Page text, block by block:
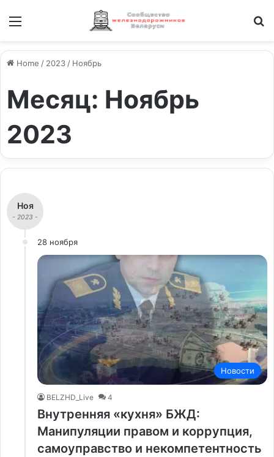
Home / 2023 / Ноябрь
Месяц: Ноябрь
2023
Ноя
- 2023 -
28 ноября
Новости
BELZHD_Live 4
Внутренняя «кухня» БЖД:
Манипуляции правом и коррупция,
самоуправство и некомпетентность